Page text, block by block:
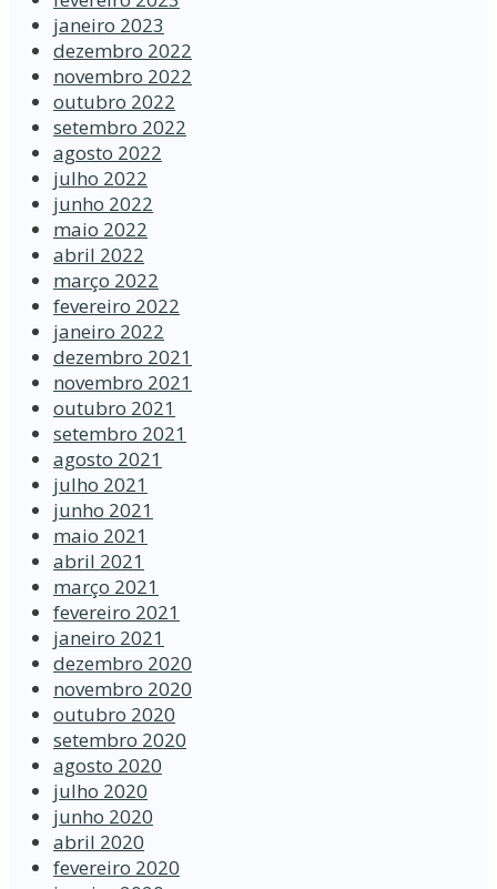
janeiro 2023
dezembro 2022
novembro 2022
outubro 2022
setembro 2022
agosto 2022
julho 2022
junho 2022
maio 2022
abril 2022
março 2022
fevereiro 2022
janeiro 2022
dezembro 2021
novembro 2021
outubro 2021
setembro 2021
agosto 2021
julho 2021
junho 2021
maio 2021
abril 2021
março 2021
fevereiro 2021
janeiro 2021
dezembro 2020
novembro 2020
outubro 2020
setembro 2020
agosto 2020
julho 2020
junho 2020
abril 2020
fevereiro 2020